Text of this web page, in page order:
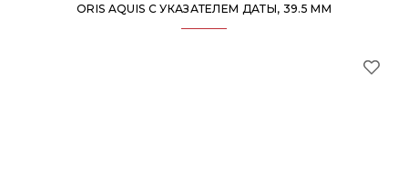
ORIS AQUIS С УКАЗАТЕЛЕМ ДАТЫ, 39.5 ММ